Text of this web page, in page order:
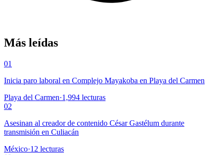
Más leídas
01
Inicia paro laboral en Complejo Mayakoba en Playa del Carmen
Playa del Carmen·1,994 lecturas
02
Asesinan al creador de contenido César Gastélum durante
transmisión en Culiacán
México·12 lecturas